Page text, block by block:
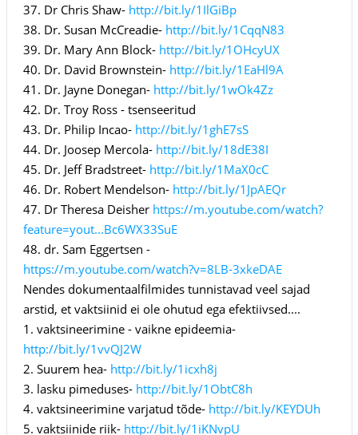
37. Dr Chris Shaw- http://bit.ly/1IlGiBp
38. Dr. Susan McCreadie- http://bit.ly/1CqqN83
39. Dr. Mary Ann Block- http://bit.ly/1OHcyUX
40. Dr. David Brownstein- http://bit.ly/1EaHl9A
41. Dr. Jayne Donegan- http://bit.ly/1wOk4Zz
42. Dr. Troy Ross - tsenseeritud
43. Dr. Philip Incao- http://bit.ly/1ghE7sS
44. Dr. Joosep Mercola- http://bit.ly/18dE38I
45. Dr. Jeff Bradstreet- http://bit.ly/1MaX0cC
46. Dr. Robert Mendelson- http://bit.ly/1JpAEQr
47. Dr Theresa Deisher https://m.youtube.com/watch?
feature=yout...Bc6WX33SuE
48. dr. Sam Eggertsen -
https://m.youtube.com/watch?v=8LB-3xkeDAE
Nendes dokumentaalfilmides tunnistavad veel sajad
arstid, et vaktsiinid ei ole ohutud ega efektiivsed....
1. vaktsineerimine - vaikne epideemia-
http://bit.ly/1vvQJ2W
2. Suurem hea- http://bit.ly/1icxh8j
3. lasku pimeduses- http://bit.ly/1ObtC8h
4. vaktsineerimine varjatud tõde- http://bit.ly/KEYDUh
5. vaktsiinide riik- http://bit.ly/1iKNvpU